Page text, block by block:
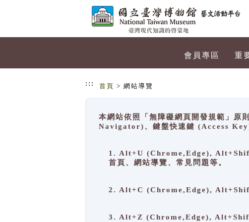
會員專區 重
::: 首頁 > 網站導覽
本網站依照「無障礙網頁開發規範」
Navigator)、鍵盤快速鍵 (Access Key)
1. Alt+U (Chrome,Edge),
首頁、網站導覽、常見問題等。
2. Alt+C (Chrome,Edge),
3. Alt+Z (Chrome,Edge),